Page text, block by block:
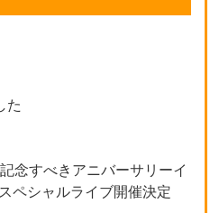
た
念すべきアニバーサリーイ
ペシャルライブ開催決定